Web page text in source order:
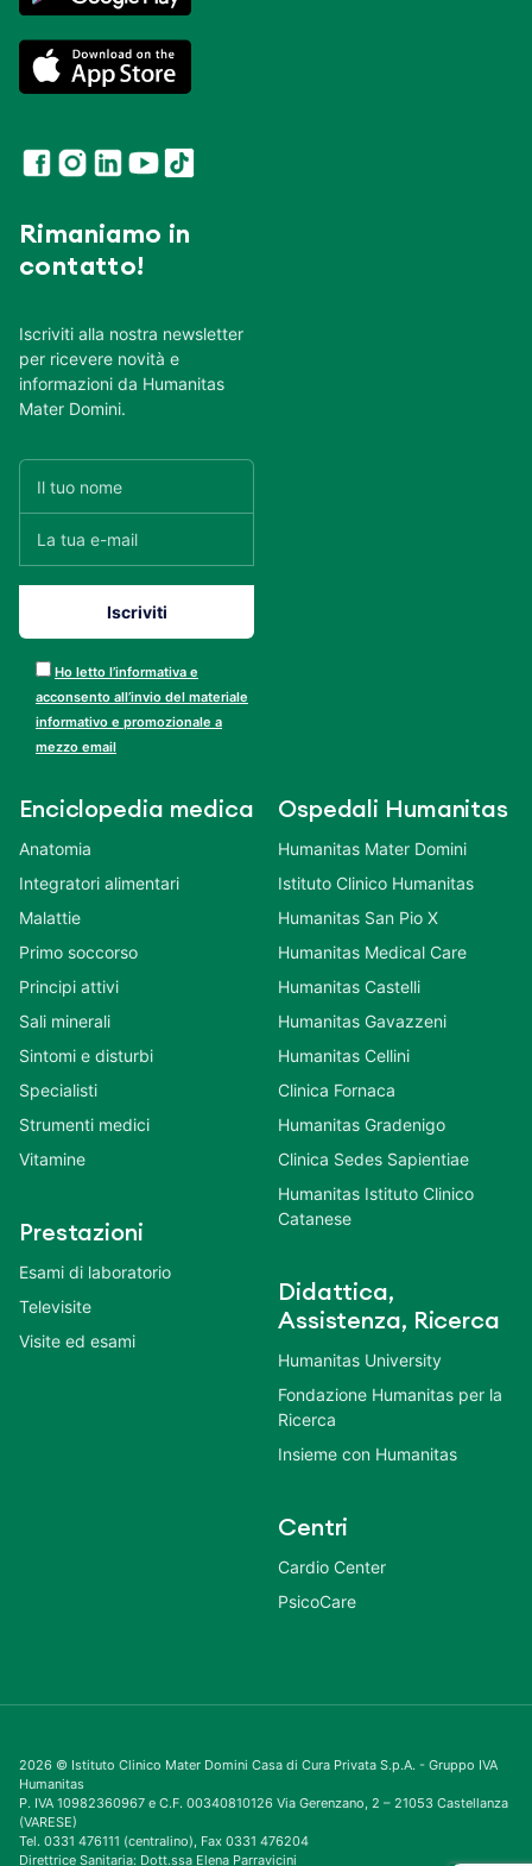
Rimaniamo in
contatto!
Iscriviti alla nostra newsletter
per ricevere novità e
informazioni da Humanitas
Mater Domini.
Ho letto l’informativa e
acconsento all’invio del materiale
informativo e promozionale a
mezzo email
Enciclopedia medica
Anatomia
Integratori alimentari
Malattie
Primo soccorso
Principi attivi
Sali minerali
Sintomi e disturbi
Specialisti
Strumenti medici
Vitamine
Prestazioni
Esami di laboratorio
Televisite
Visite ed esami
Ospedali Humanitas
Humanitas Mater Domini
Istituto Clinico Humanitas
Humanitas San Pio X
Humanitas Medical Care
Humanitas Castelli
Humanitas Gavazzeni
Humanitas Cellini
Clinica Fornaca
Humanitas Gradenigo
Clinica Sedes Sapientiae
Humanitas Istituto Clinico
Catanese
Didattica,
Assistenza, Ricerca
Humanitas University
Fondazione Humanitas per la
Ricerca
Insieme con Humanitas
Centri
Cardio Center
PsicoCare
2026 © Istituto Clinico Mater Domini Casa di Cura Privata S.p.A. - Gruppo IVA
Humanitas
P. IVA 10982360967 e C.F. 00340810126 Via Gerenzano, 2 – 21053 Castellanza
(VARESE)
Tel. 0331 476111 (centralino), Fax 0331 476204
Direttrice Sanitaria: Dott.ssa Elena Parravicini